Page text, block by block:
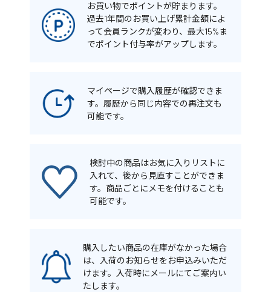
お買い物でポイントが貯まります。
過去1年間のお買い上げ累計金額によ
って会員ランクが変わり、最大15%ま
でポイント付与率がアップします。
マイページで購入履歴が確認できま
す。履歴から同じ内容での再注文も
可能です。
検討中の商品はお気に入りリストに
入れて、後から見直すことができま
す。商品ごとにメモを付けることも
可能です。
購入したい商品の在庫がなかった場合
は、入荷のお知らせをお申込みいただ
けます。入荷時にメールにてご案内い
たします。